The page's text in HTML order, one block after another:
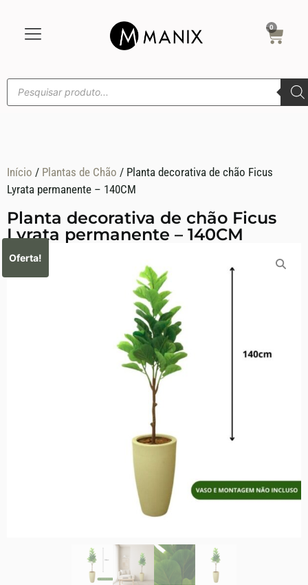
0
Início / Plantas de Chãoㅤ / Planta decorativa de chão Ficus
Lyrata permanente – 140CM
Planta decorativa de chão Ficus
Lyrata permanente – 140CM
Oferta!